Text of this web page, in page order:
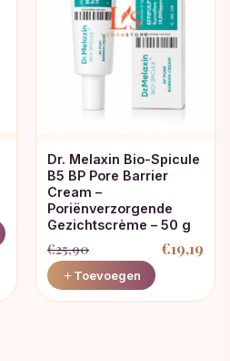
Dr. Melaxin Bio-Spicule
B5 BP Pore Barrier
Cream –
Poriënverzorgende
Gezichtscrème – 50 g
€25,90
Oorspronkelijke
prijs
€19,19
Huidige
prijs
Toevoegen